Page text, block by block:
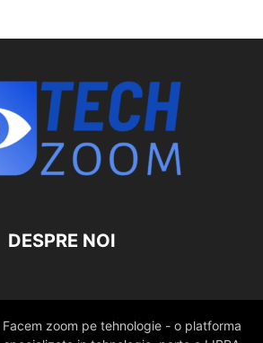
DESPRE NOI
zoom pe tehnologie - o platforma